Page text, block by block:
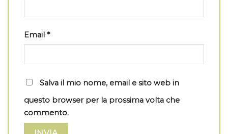
Email *
Salva il mio nome, email e sito web in
questo browser per la prossima volta che
commento.